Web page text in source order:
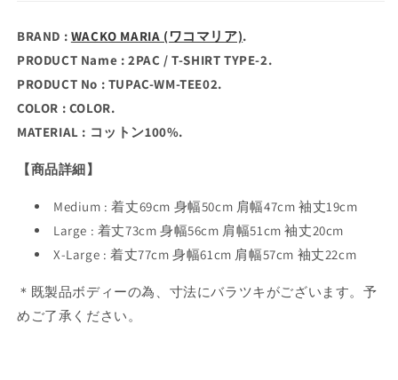
BRAND : WACKO MARIA (ワコマリア).
PRODUCT Name : 2PAC / T-SHIRT TYPE-2.
PRODUCT No : TUPAC-WM-TEE02.
COLOR : COLOR.
MATERIAL : コットン100%.
【商品詳細】
Medium : 着丈69cm 身幅50cm 肩幅47cm 袖丈19cm
Large : 着丈73cm 身幅56cm 肩幅51cm 袖丈20cm
X-Large : 着丈77cm 身幅61cm 肩幅57cm 袖丈22cm
＊既製品ボディーの為、寸法にバラツキがございます。予
めご了承ください。